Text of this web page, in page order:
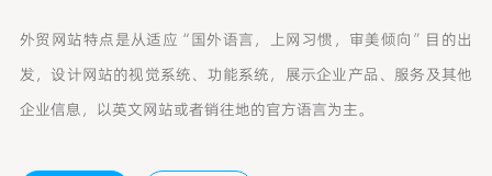
外贸网站特点是从适应“国外语言，上网习惯，审美倾向”目的出
发，设计网站的视觉系统、功能系统，展示企业产品、服务及其他
企业信息，以英文网站或者销往地的官方语言为主。